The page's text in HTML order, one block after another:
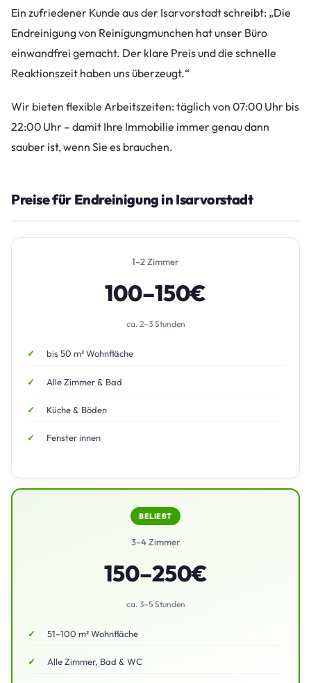
Ein zufriedener Kunde aus der Isarvorstadt schreibt: „Die
Endreinigung von Reinigungmunchen hat unser Büro
einwandfrei gemacht. Der klare Preis und die schnelle
Reaktionszeit haben uns überzeugt.“
Wir bieten flexible Arbeitszeiten: täglich von 07:00 Uhr bis
22:00 Uhr – damit Ihre Immobilie immer genau dann
sauber ist, wenn Sie es brauchen.
Preise für Endreinigung in Isarvorstadt
1–2 Zimmer
100–150€
ca. 2–3 Stunden
bis 50 m² Wohnfläche
Alle Zimmer & Bad
Küche & Böden
Fenster innen
BELIEBT
3–4 Zimmer
150–250€
ca. 3–5 Stunden
51–100 m² Wohnfläche
Alle Zimmer, Bad & WC